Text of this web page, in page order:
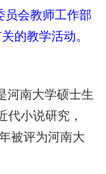
员会教师工作部
的教学活动。
河南大学硕士生
代小说研究，
被评为河南大